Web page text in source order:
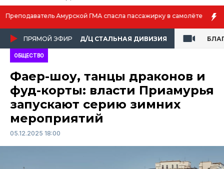
Амурская спортсменка выиграла первенство России по лёгкой
атлетике
ПРЯМОЙ ЭФИР Д/Ц СТАЛЬНАЯ ДИВИЗИЯ
ОБЩЕСТВО
Фаер-шоу, танцы драконов и
фуд-корты: власти Приамурья
запускают серию зимних
мероприятий
05.12.2025 18:00